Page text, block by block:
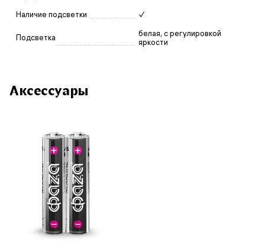
Наличие подсветки ✓
Подсветка
белая, с регулировкой
яркости
Аксессуары